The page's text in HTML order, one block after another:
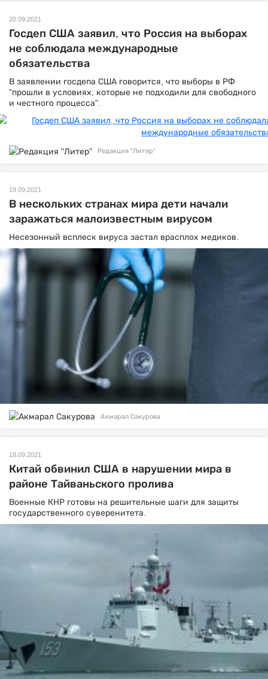
20.09.2021
Госдеп США заявил, что Россия на выборах
не соблюдала международные
обязательства
В заявлении госдепа США говорится, что выборы в РФ
"прошли в условиях, которые не подходили для свободного
и честного процесса".
Редакция "Литер"
19.09.2021
В нескольких странах мира дети начали
заражаться малоизвестным вирусом
Несезонный всплеск вируса застал врасплох медиков.
Акмарал Сакурова
18.09.2021
Китай обвинил США в нарушении мира в
районе Тайваньского пролива
Военные КНР готовы на решительные шаги для защиты
государственного суверенитета.